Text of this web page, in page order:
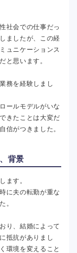
社会での仕事だっ
ましたが、この経
ュニケーションス
と思います。
務を経験しまし
ールモデルがいな
きたことは大変だ
信がつきました。
背景
ます。
に夫の転勤が重な
。
り、結婚によって
抵抗がありまし
環境を変えること